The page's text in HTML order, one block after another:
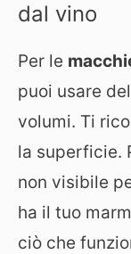
dal vino
Per le
puoi usare
volumi. Ti
la superficie.
non visibile
ha il tuo
ciò che